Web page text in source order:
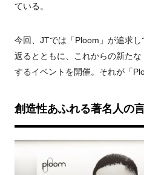
ている。
今回、JTでは「Ploom」が追求
返るとともに、これからの新た
するイベントを開催。それが「
創造性あふれる著名人の